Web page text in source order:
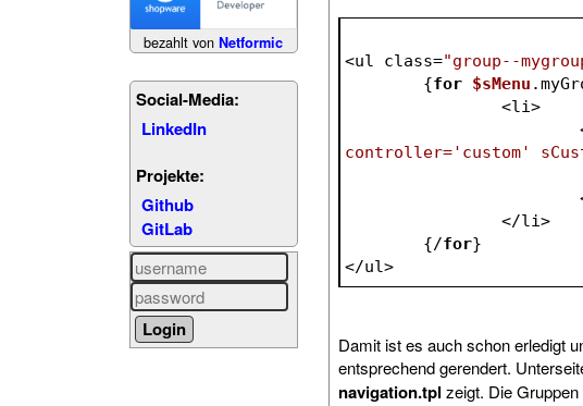
bezahlt vonNetformic
Social-Media:
LinkedIn
Projekte:
Github
GitLab
<ul class="group--
	{
for $sMenu
		<li>
controller='custom'
		</li>
	{/
for}
</ul>
Damit ist es auch schon erledigt
entsprechend gerendert.
navigation.tpl zeigt. Die